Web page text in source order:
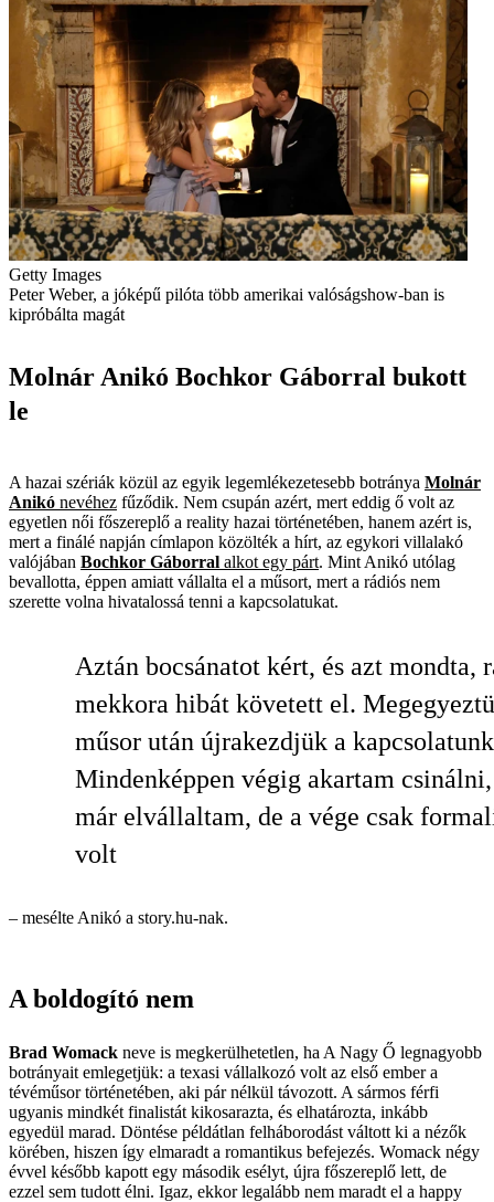
Getty Images
Peter Weber, a jóképű pilóta több amerikai valóságshow-ban is
kipróbálta magát
Molnár Anikó Bochkor Gáborral bukott
le
A hazai szériák közül az egyik legemlékezetesebb botránya Molnár
Anikó nevéhez fűződik. Nem csupán azért, mert eddig ő volt az
egyetlen női főszereplő a reality hazai történeté­ben, hanem azért is,
mert a finálé napján címlapon közölték a hírt, az egykori villalakó
valójában Bochkor Gáborral alkot egy párt. Mint Anikó utólag
bevallotta, éppen amiatt vállalta el a műsort, mert a rádiós nem
szerette volna hivatalossá tenni a kapcsolatukat.
Aztán bocsánatot kért, és azt mondta,
mekkora hibát követett el.
műsor után újrakezdjük a
Mindenképpen végig akartam
már elvállaltam, de a vége csak
volt
– mesélte Anikó a story.hu-nak.
A boldogító nem
Brad Womack neve is megkerülhetetlen, ha A Nagy Ő legnagyobb
botrányait emlegetjük: a texasi vállalkozó volt az első ember a
tévéműsor történetében, aki pár nélkül távozott. A sármos férfi
ugyanis mindkét finalistát kikosarazta, és elhatározta, inkább
egyedül marad. Döntése példátlan felháborodást váltott ki a nézők
körében, hiszen így elmaradt a romantikus befejezés. Womack négy
évvel később kapott egy második esélyt, újra főszereplő lett, de
ezzel sem tudott élni. Igaz, ekkor legalább nem maradt el a happy